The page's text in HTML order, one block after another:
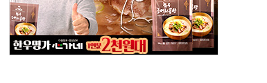
강원 동해안 강한 비 이어져
수거차에 치여 사망
성 2명 숨져